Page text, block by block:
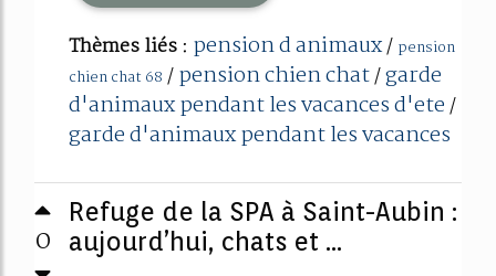
Thèmes liés : pension d animaux/ pension
chien chat 68 /pension chien chat/garde
d'animaux pendant les vacances d'ete/
garde d'animaux pendant les vacances
0
Refuge de la SPA à Saint-Aubin :
aujourd’hui, chats et ...